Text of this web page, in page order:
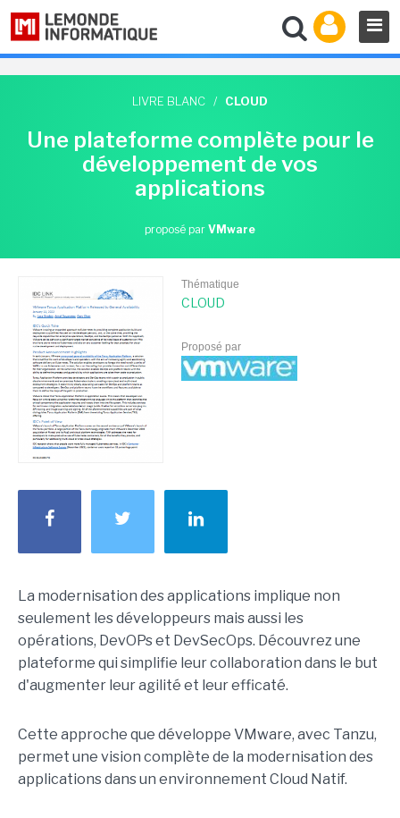
LIVRE BLANC / CLOUD
Une plateforme complète pour le
développement de vos
applications
proposé par VMware
Thématique
CLOUD
Proposé par
La modernisation des applications implique non
seulement les développeurs mais aussi les
opérations, DevOPs et DevSecOps. Découvrez une
plateforme qui simplifie leur collaboration dans le but
d'augmenter leur agilité et leur efficaté.
Cette approche que développe VMware, avec Tanzu,
permet une vision complète de la modernisation des
applications dans un environnement Cloud Natif.